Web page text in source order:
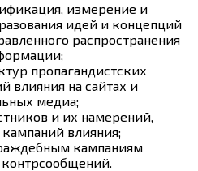
измерение и
идей и концепций
распространения
пропагандистских
влияния на сайтах и
медиа;
и их намерений,
влияния;
кампаниям